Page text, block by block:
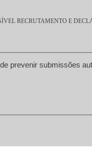
RECRUTAMENTO E
é para testar se você é um visitante humano ou não a fim